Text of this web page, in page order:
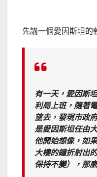
先講一個愛因斯坦的
有一天，愛因斯
利局上班，隨著
望去，發現市政
是愛因斯坦任由
他開始想像，如
大樓的鐘折射出
保持不變），那